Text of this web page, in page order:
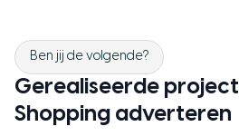
Ben jij de volgende?
Gerealiseerde
Shopping adverteren